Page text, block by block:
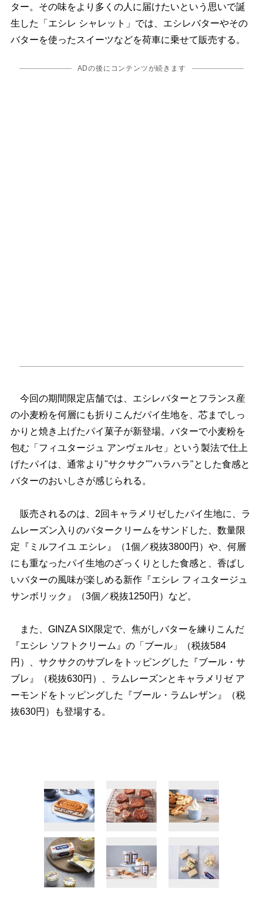
ター。その味をより多くの人に届けたいという思いで誕
生した「エシレ シャレット」では、エシレバターやその
バターを使ったスイーツなどを荷車に乗せて販売する。
ADの後にコンテンツが続きます
今回の期間限定店舗では、エシレバターとフランス産
の小麦粉を何層にも折りこんだパイ生地を、芯までしっ
かりと焼き上げたパイ菓子が新登場。バターで小麦粉を
包む「フィユタージュ アンヴェルセ」という製法で仕上
げたパイは、通常より"サクサク""ハラハラ"とした食感と
バターのおいしさが感じられる。
販売されるのは、2回キャラメリゼしたパイ生地に、ラ
ムレーズン入りのバタークリームをサンドした、数量限
定『ミルフイユ エシレ』（1個／税抜3800円）や、何層
にも重なったパイ生地のざっくりとした食感と、香ばし
いバターの風味が楽しめる新作『エシレ フィユタージュ
サンボリック』（3個／税抜1250円）など。
また、GINZA SIX限定で、焦がしバターを練りこんだ
『エシレ ソフトクリーム』の「ブール」（税抜584
円）、サクサクのサブレをトッピングした『ブール・サ
ブレ』（税抜630円）、ラムレーズンとキャラメリゼ ア
ーモンドをトッピングした『ブール・ラムレザン』（税
抜630円）も登場する。